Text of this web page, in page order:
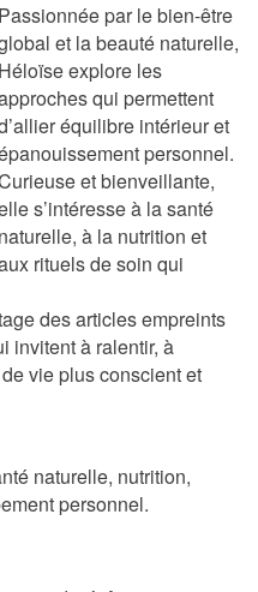
Passionnée par le bien-être
et la beauté naturelle,
Héloïse explore les
qui permettent
équilibre intérieur et
personnel.
et bienveillante,
s’intéresse à la santé
naturelle, à la nutrition et
rituels de soin qui
des articles empreints
invitent à ralentir, à
vie plus conscient et
naturelle, nutrition,
personnel.